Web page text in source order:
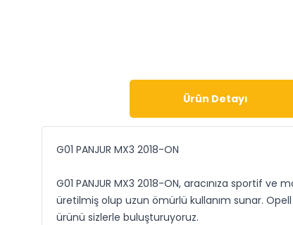
Ürün Detayı
G01 PANJUR MX3 2018-ON
G01 PANJUR MX3 2018-ON, aracınıza sportif
üretilmiş olup uzun ömürlü kullanım sunar.
ürünü sizlerle buluşturuyoruz.